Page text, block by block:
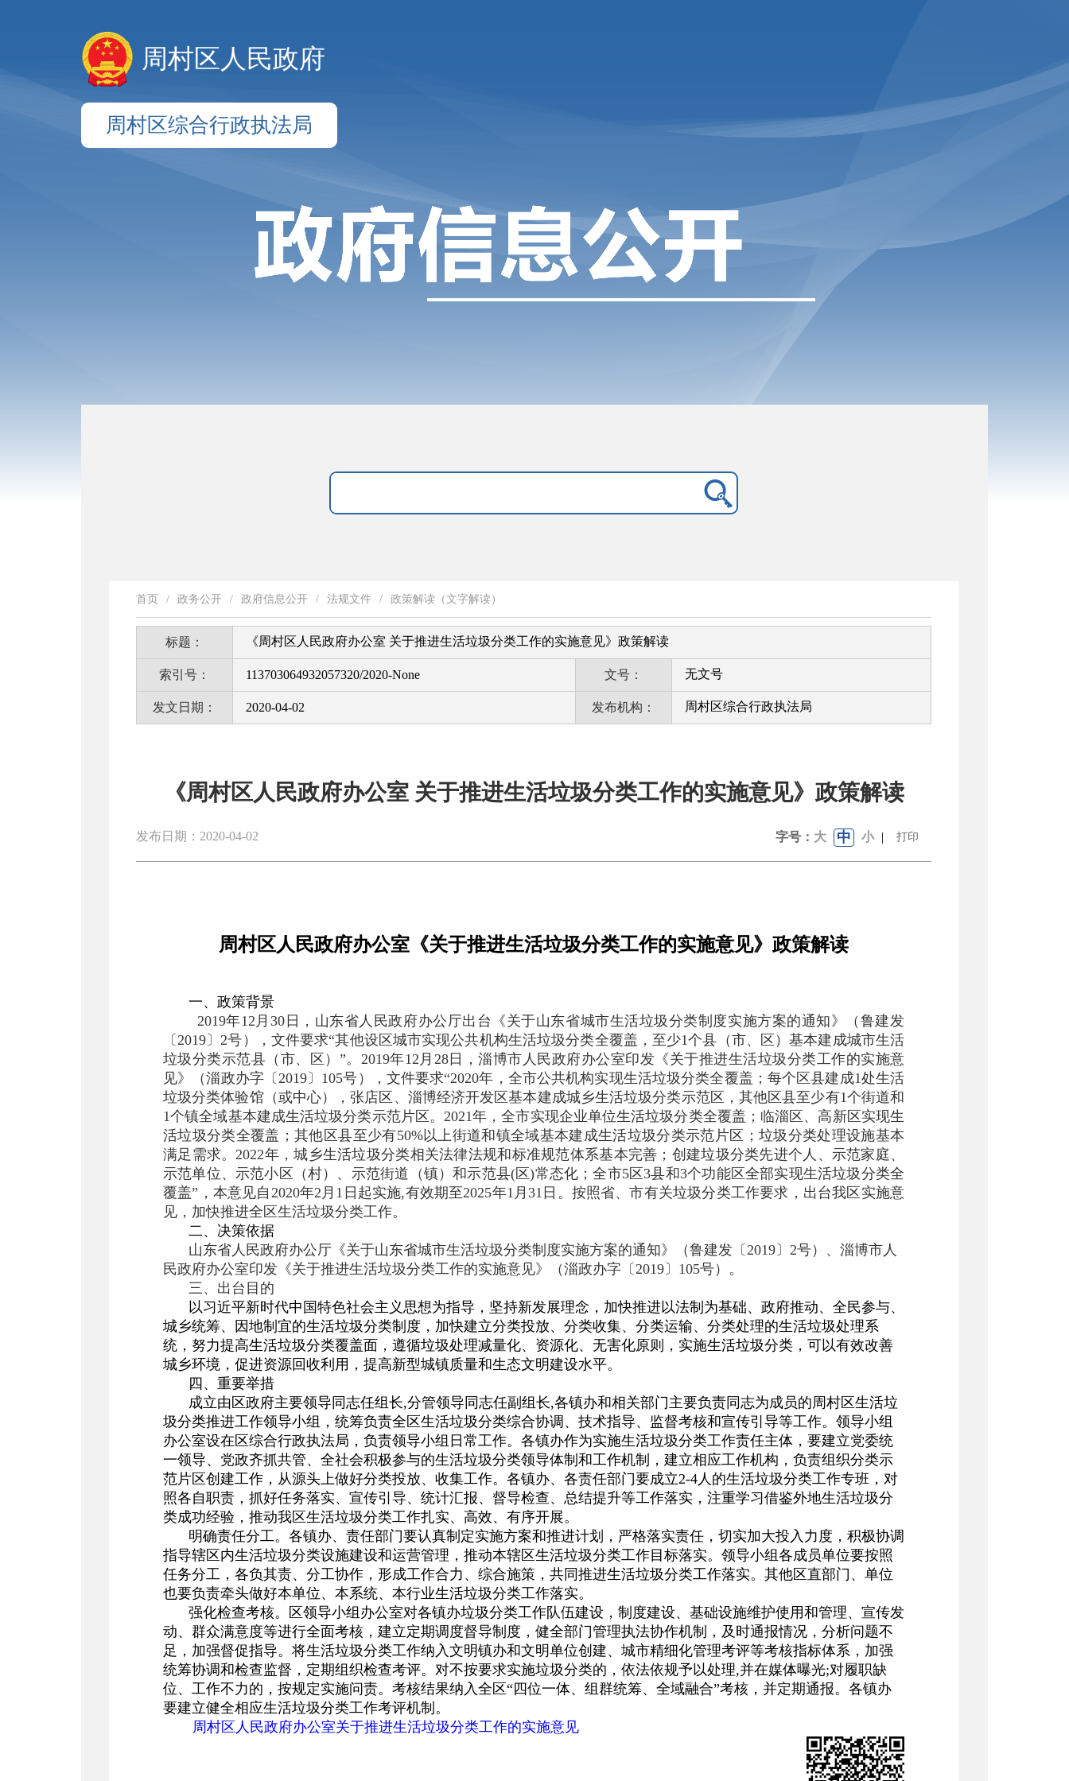
周村区人民政府
周村区综合行政执法局
首页 / 政务公开 / 政府信息公开 / 法规文件 / 政策解读（文字解读）
标题： 《周村区人民政府办公室 关于推进生活垃圾分类工作的实施意见》政策解读
索引号： 113703064932057320/2020-None 文号： 无文号
发文日期： 2020-04-02 发布机构： 周村区综合行政执法局
《周村区人民政府办公室 关于推进生活垃圾分类工作的实施意见》政策解读
发布日期：2020-04-02 字号： 大 中 小 | 打印
周村区人民政府办公室《关于推进生活垃圾分类工作的实施意见》政策解读
一、政策背景
2019年12月30日，山东省人民政府办公厅出台《关于山东省城市生活垃圾分类制度实施方案的通知》（鲁建发
〔2019〕2号），文件要求“其他设区城市实现公共机构生活垃圾分类全覆盖，至少1个县（市、区）基本建成城市生活
垃圾分类示范县（市、区）”。 2019年12月28日，淄博市人民政府办公室印发《关于推进生活垃圾分类工作的实施意
见》（淄政办字〔2019〕105号）， 文件要求“2020年，全市公共机构实现生活垃圾分类全覆盖；每个区县建成1处生活
垃圾分类体验馆（或中心），张店区、淄博经济开发区基本建成城乡生活垃圾分类示范区，其他区县至少有1个街道和
1个镇全域基本建成生活垃圾分类示范片区。2021年，全市实现企业单位生活垃圾分类全覆盖；临淄区、高新区实现生
活垃圾分类全覆盖；其他区县至少有50%以上街道和镇全域基本建成生活垃圾分类示范片区；垃圾分类处理设施基本
满足需求。2022年，城乡生活垃圾分类相关法律法规和标准规范体系基本完善；创建垃圾分类先进个人、示范家庭、
示范单位、示范小区（村）、示范街道（镇）和示范县(区)常态化；全市5区3县和3个功能区全部实现生活垃圾分类全
覆盖”， 本意见自2020年2月1日起实施,有效期至2025年1月31日。按照省、市有关垃圾分类工作要求，出台我区实施意
见，加快推进全区生活垃圾分类工作。
二、决策依据
山东省人民政府办公厅《关于山东省城市生活垃圾分类制度实施方案的通知》（鲁建发〔2019〕2号）、淄博市人
民政府办公室印发《关于推进生活垃圾分类工作的实施意见》（淄政办字〔2019〕105号）。
三、出台目的
以习近平新时代中国特色社会主义思想为指导，坚持新发展理念，加快推进以法制为基础、政府推动、全民参与、
城乡统筹、因地制宜的生活垃圾分类制度，加快建立分类投放、分类收集、分类运输、分类处理的生活垃圾处理系
统，努力提高生活垃圾分类覆盖面，遵循垃圾处理减量化、资源化、无害化原则，实施生活垃圾分类，可以有效改善
城乡环境，促进资源回收利用，提高新型城镇质量和生态文明建设水平。
四、重要举措
成立由区政府主要领导同志任组长,分管领导同志任副组长,各镇办和相关部门主要负责同志为成员的周村区生活垃
圾分类推进工作领导小组，统筹负责全区生活垃圾分类综合协调、技术指导、监督考核和宣传引导等工作。领导小组
办公室设在区综合行政执法局，负责领导小组日常工作。各镇办作为实施生活垃圾分类工作责任主体，要建立党委统
一领导、党政齐抓共管、全社会积极参与的生活垃圾分类领导体制和工作机制，建立相应工作机构，负责组织分类示
范片区创建工作，从源头上做好分类投放、收集工作。各镇办、各责任部门要成立2-4人的生活垃圾分类工作专班，对
照各自职责，抓好任务落实、宣传引导、统计汇报、督导检查、总结提升等工作落实，注重学习借鉴外地生活垃圾分
类成功经验，推动我区生活垃圾分类工作扎实、高效、有序开展。
明确责任分工。各镇办、责任部门要认真制定实施方案和推进计划，严格落实责任，切实加大投入力度，积极协调
指导辖区内生活垃圾分类设施建设和运营管理，推动本辖区生活垃圾分类工作目标落实。领导小组各成员单位要按照
任务分工，各负其责、分工协作，形成工作合力、综合施策，共同推进生活垃圾分类工作落实。其他区直部门、单位
也要负责牵头做好本单位、本系统、本行业生活垃圾分类工作落实。
强化检查考核。区领导小组办公室对各镇办垃圾分类工作队伍建设，制度建设、基础设施维护使用和管理、宣传发
动、群众满意度等进行全面考核，建立定期调度督导制度，健全部门管理执法协作机制，及时通报情况，分析问题不
足，加强督促指导。将生活垃圾分类工作纳入文明镇办和文明单位创建、城市精细化管理考评等考核指标体系，加强
统筹协调和检查监督，定期组织检查考评。对不按要求实施垃圾分类的，依法依规予以处理,并在媒体曝光;对履职缺
位、工作不力的，按规定实施问责。考核结果纳入全区“四位一体、组群统筹、全域融合”考核，并定期通报。各镇办
要建立健全相应生活垃圾分类工作考评机制。
周村区人民政府办公室关于推进生活垃圾分类工作的实施意见